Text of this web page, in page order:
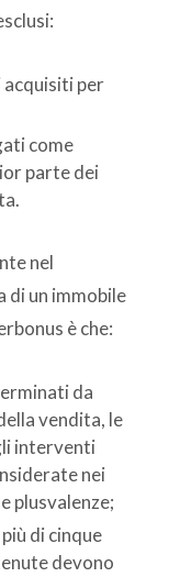
acquisiti per
come
parte dei
nel
di un immobile
è che:
da
vendita, le
interventi
nei
plusvalenze;
di cinque
devono